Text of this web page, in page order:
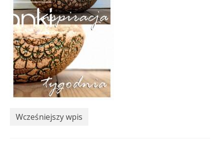
Wcześniejszy wpis